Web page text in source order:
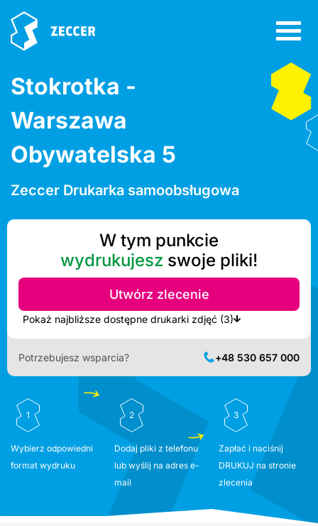
Stokrotka -
Warszawa
Obywatelska 5
Zeccer Drukarka samoobsługowa
W tym punkcie
wydrukujesz swoje pliki!
Utwórz zlecenie
Pokaż najbliższe dostępne drukarki zdjęć (3)
Potrzebujesz wsparcia? +48 530 657 000
1
Wybierz odpowiedni
format wydruku
2
Dodaj pliki z telefonu
lub wyślij na adres e-
mail
3
Zapłać i naciśnij
DRUKUJ na stronie
zlecenia